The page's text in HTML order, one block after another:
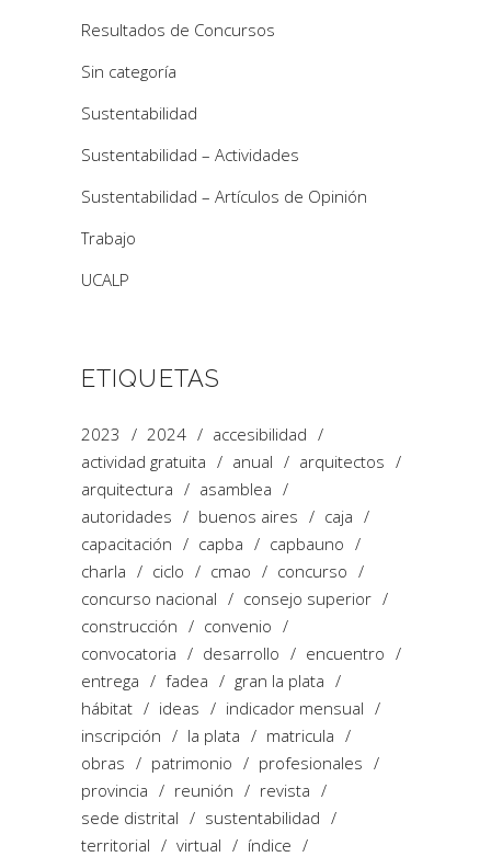
Resultados de Concursos
Sin categoría
Sustentabilidad
Sustentabilidad – Actividades
Sustentabilidad – Artículos de Opinión
Trabajo
UCALP
ETIQUETAS
2023 2024
accesibilidad
actividad gratuita
anual
arquitectos
arquitectura
asamblea
autoridades
buenos aires
caja
capacitación
capba
capbauno
charla
ciclo cmao
concurso
concurso nacional
consejo superior
construcción
convenio
convocatoria
desarrollo
encuentro
entrega
fadea
gran la plata
hábitat
ideas
indicador mensual
inscripción
la plata
matricula
obras
patrimonio
profesionales
provincia
reunión
revista
sede distrital
sustentabilidad
territorial
virtual índice